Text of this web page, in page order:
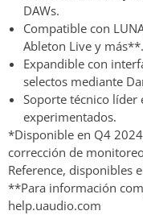
DAWs.
Compatible con
Ableton Live y más**.
Expandible con
selectos mediante
Soporte técnico líder
experimentados.
*Disponible en Q4
corrección de
Reference, disponibles
**Para información
help.uaudio.com